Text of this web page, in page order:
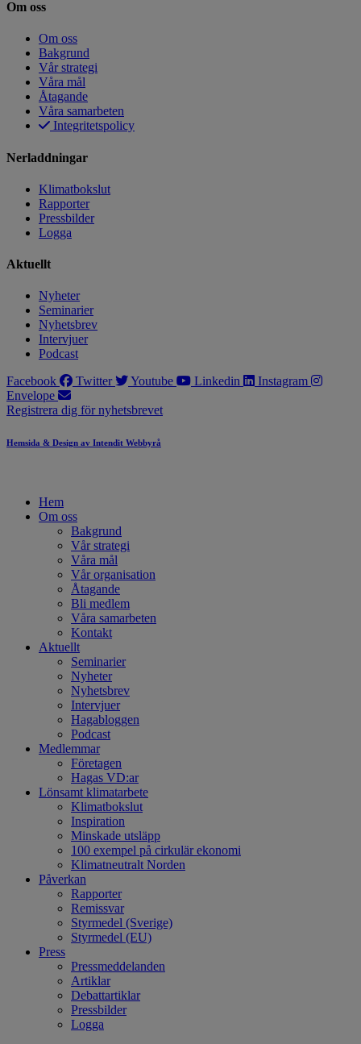
Om oss
Om oss
Bakgrund
Vår strategi
Våra mål
Åtagande
Våra samarbeten
Integritetspolicy
Nerladdningar
Klimatbokslut
Rapporter
Pressbilder
Logga
Aktuellt
Nyheter
Seminarier
Nyhetsbrev
Intervjuer
Podcast
Facebook
Twitter Youtube Linkedin
Instagram
Envelope
Registrera dig för nyhetsbrevet
Hemsida & Design av Intendit Webbyrå
Hem
Om oss
Bakgrund
Vår strategi
Våra mål
Vår organisation
Åtagande
Bli medlem
Våra samarbeten
Kontakt
Aktuellt
Seminarier
Nyheter
Nyhetsbrev
Intervjuer
Hagabloggen
Podcast
Medlemmar
Företagen
Hagas VD:ar
Lönsamt klimatarbete
Klimatbokslut
Inspiration
Minskade utsläpp
100 exempel på cirkulär ekonomi
Klimatneutralt Norden
Påverkan
Rapporter
Remissvar
Styrmedel (Sverige)
Styrmedel (EU)
Press
Pressmeddelanden
Artiklar
Debattartiklar
Pressbilder
Logga